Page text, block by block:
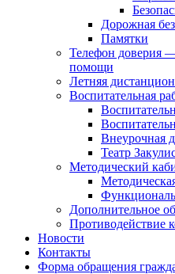
Дорожная
Памятки
Телефон доверия
помощи
Летняя
Воспитательная
Внеурочная
Театр
Методический
Дополнительное
Противодействие
Новости
Контакты
Форма обращения